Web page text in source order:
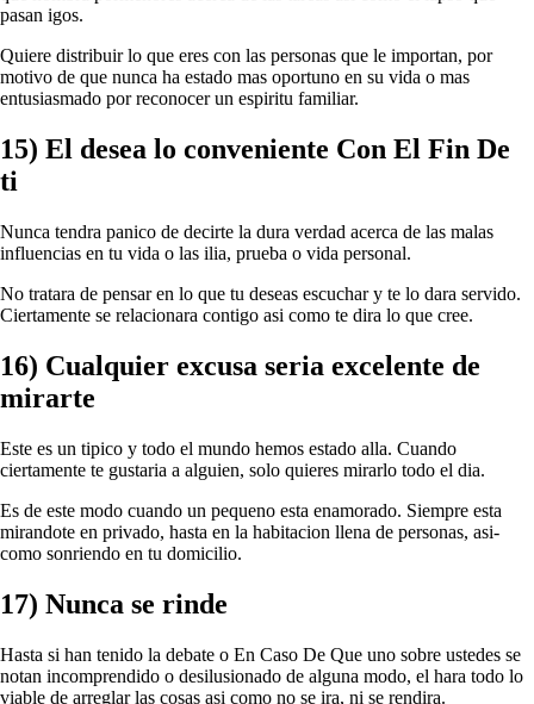
pasan igos.
Quiere distribuir lo que eres con las personas que le importan, por
motivo de que nunca ha estado mas oportuno en su vida o mas
entusiasmado por reconocer un espiritu familiar.
15) El desea lo conveniente Con El Fin De
ti
Nunca tendra panico de decirte la dura verdad acerca de las malas
influencias en tu vida o las ilia, prueba o vida personal.
No tratara de pensar en lo que tu deseas escuchar y te lo dara servido.
Ciertamente se relacionara contigo asi­ como te dira lo que cree.
16) Cualquier excusa seri­a excelente de
mirarte
Este es un tipico y todo el mundo hemos estado alla. Cuando
ciertamente te gustaria a alguien, solo quieres mirarlo todo el dia.
Es de este modo cuando un pequeno esta enamorado. Siempre esta
mirandote en privado, hasta en la habitacion llena de personas, asi­
como sonriendo en tu domicilio.
17) Nunca se rinde
Hasta si han tenido la debate o En Caso De Que uno sobre ustedes se
notan incomprendido o desilusionado de alguna modo, el hara todo lo
viable de arreglar las cosas asi­ como no se ira, ni se rendira.